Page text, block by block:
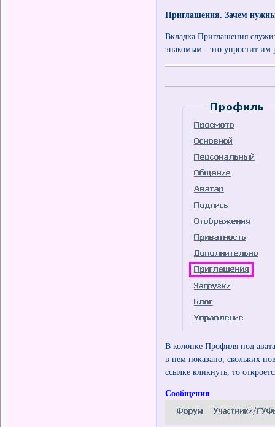
Приглашения. Зачем
Вкладка Приглашения
знакомым - это упростит им
В колонке Профиля под
в нем показано, скольких
ссылке кликнуть, то
Сообщения